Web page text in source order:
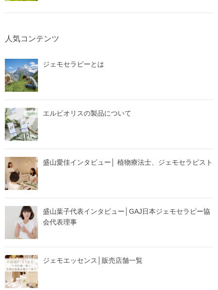
人気コンテンツ
ジェモセラピーとは
エルビオリスの製品について
盛山愛佳インタビュー│ 植物療法士、ジェモセラピスト
盛山葉子代表インタビュー│GAJ日本ジェモセラピー協
会代表理事
ジェモエッセンス│販売店舗一覧